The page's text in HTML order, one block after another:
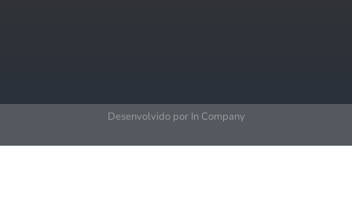
Desenvolvido por In Company